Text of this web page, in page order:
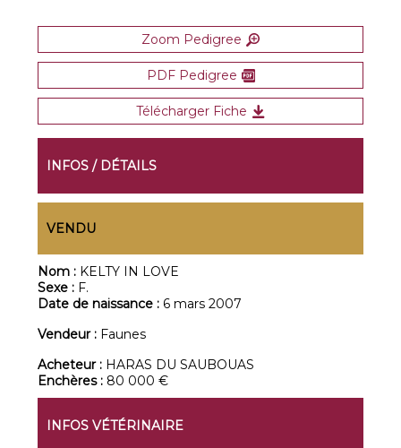
Zoom Pedigree
PDF Pedigree
Télécharger Fiche
INFOS / DÉTAILS
VENDU
Nom : KELTY IN LOVE
Sexe : F.
Date de naissance : 6 mars 2007
Vendeur : Faunes
Acheteur : HARAS DU SAUBOUAS
Enchères : 80 000 €
INFOS VÉTÉRINAIRE